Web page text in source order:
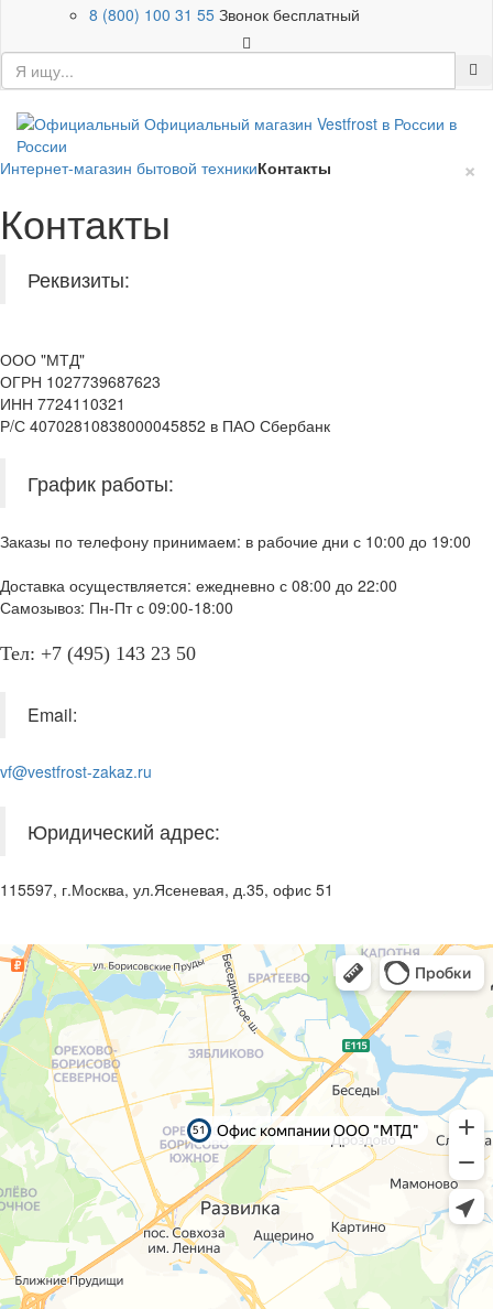
8 (800) 100 31 55 Звонок бесплатный
×
Интернет-магазин бытовой техникиКонтакты
Контакты
Реквизиты:
ООО "МТД"
ОГРН 1027739687623
ИНН 7724110321
Р/С 40702810838000045852 в ПАО Сбербанк
График работы:
Заказы по телефону принимаем: в рабочие дни с 10:00 до 19:00
Доставка осуществляется: ежедневно с 08:00 до 22:00
Самозывоз: Пн-Пт с 09:00-18:00
Тел: +7 (495) 143 23 50
Email:
vf@vestfrost-zakaz.ru
Юридический адрес:
115597, г.Москва, ул.Ясеневая, д.35, офис 51